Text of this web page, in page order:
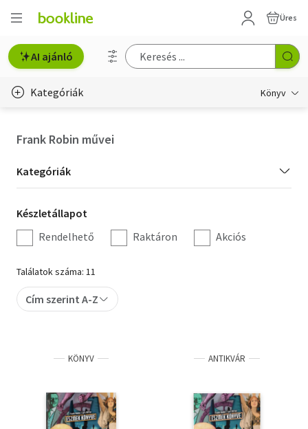
Üres
AI ajánló
Kategóriák Könyv
Hobbi, szabadidő
Irodalom
Művészet
Szakkönyv
Tankönyv, segédkönyv
Társadalomtudomány
Természettudomány
Frank Robin művei
Kategória
szűrés
Kategóriák
Készletállapot
szűrés
Készletállapot
Rendelhető
Raktáron Akciós
Találatok száma: 11
Cím szerint A-Z
KÖNYV ANTIKVÁR